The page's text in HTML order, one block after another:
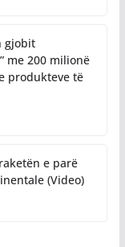
gjobit
me 200 milionë
produkteve të
e parë
(Video)